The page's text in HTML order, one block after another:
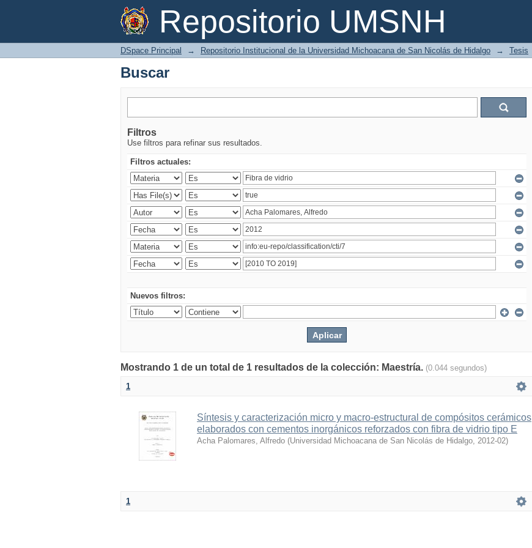
Repositorio UMSNH
Buscar
DSpace Principal → Repositorio Institucional de la Universidad Michoacana de San Nicolás de Hidalgo → Tesis
Buscar
Filtros
Use filtros para refinar sus resultados.
Filtros actuales:
Nuevos filtros:
Mostrando 1 de un total de 1 resultados de la colección: Maestría. (0.044 segundos)
1
Síntesis y caracterización micro y macro-estructural de compósitos cerámicos
elaborados con cementos inorgánicos reforzados con fibra de vidrio tipo E
Acha Palomares, Alfredo (Universidad Michoacana de San Nicolás de Hidalgo, 2012-02)
1